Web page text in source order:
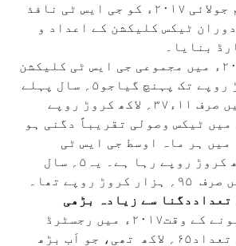
مکمل ہو گئے۔ یکم جولائی ۲۰۱۷ء کو جی ایس ٹی نافذ
ٹیکس کلیکشن کے اعداد و
بنایا۔
مالی سال ۲۵-۲۰۲۴ء میں مجموعی جی ایس ٹی کلیکشن
۲۲ء۰۸؍ لاکھ کروڑ روپے تک پہنچ گیاجو۵؍ سال پہلے
یعنی ۲۱-۲۰۲۰ء میں صرف ۱۱ء۳۷؍ لاکھ کروڑ روپے
سال میں ٹیکس وصولی تقریباً دگنی ہو
ہے۔۲۵-۲۰۲۴ء میں ہر ماہ اوسط جی ایس ٹی
کلیکشن۱ء۸۴؍ لاکھ کروڑ روپے رہا ہے۔ یہ۵؍ سال
تعداددگنا سے زیادہ بڑھی
جی ایس ٹی نافذ ہونے کے وقت۲۰۱۷ء میں رجسٹرڈ
ٹیکس دہندگان کی تعداد۶۵؍ لاکھ تھی، جو اَب بڑھ